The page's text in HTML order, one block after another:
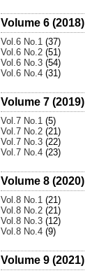
Volume 6 (2018)
Vol.6 No.1 (37)
Vol.6 No.2 (51)
Vol.6 No.3 (54)
Vol.6 No.4 (31)
Volume 7 (2019)
Vol.7 No.1 (5)
Vol.7 No.2 (21)
Vol.7 No.3 (22)
Vol.7 No.4 (23)
Volume 8 (2020)
Vol.8 No.1 (21)
Vol.8 No.2 (21)
Vol.8 No.3 (12)
Vol.8 No.4 (9)
Volume 9 (2021)